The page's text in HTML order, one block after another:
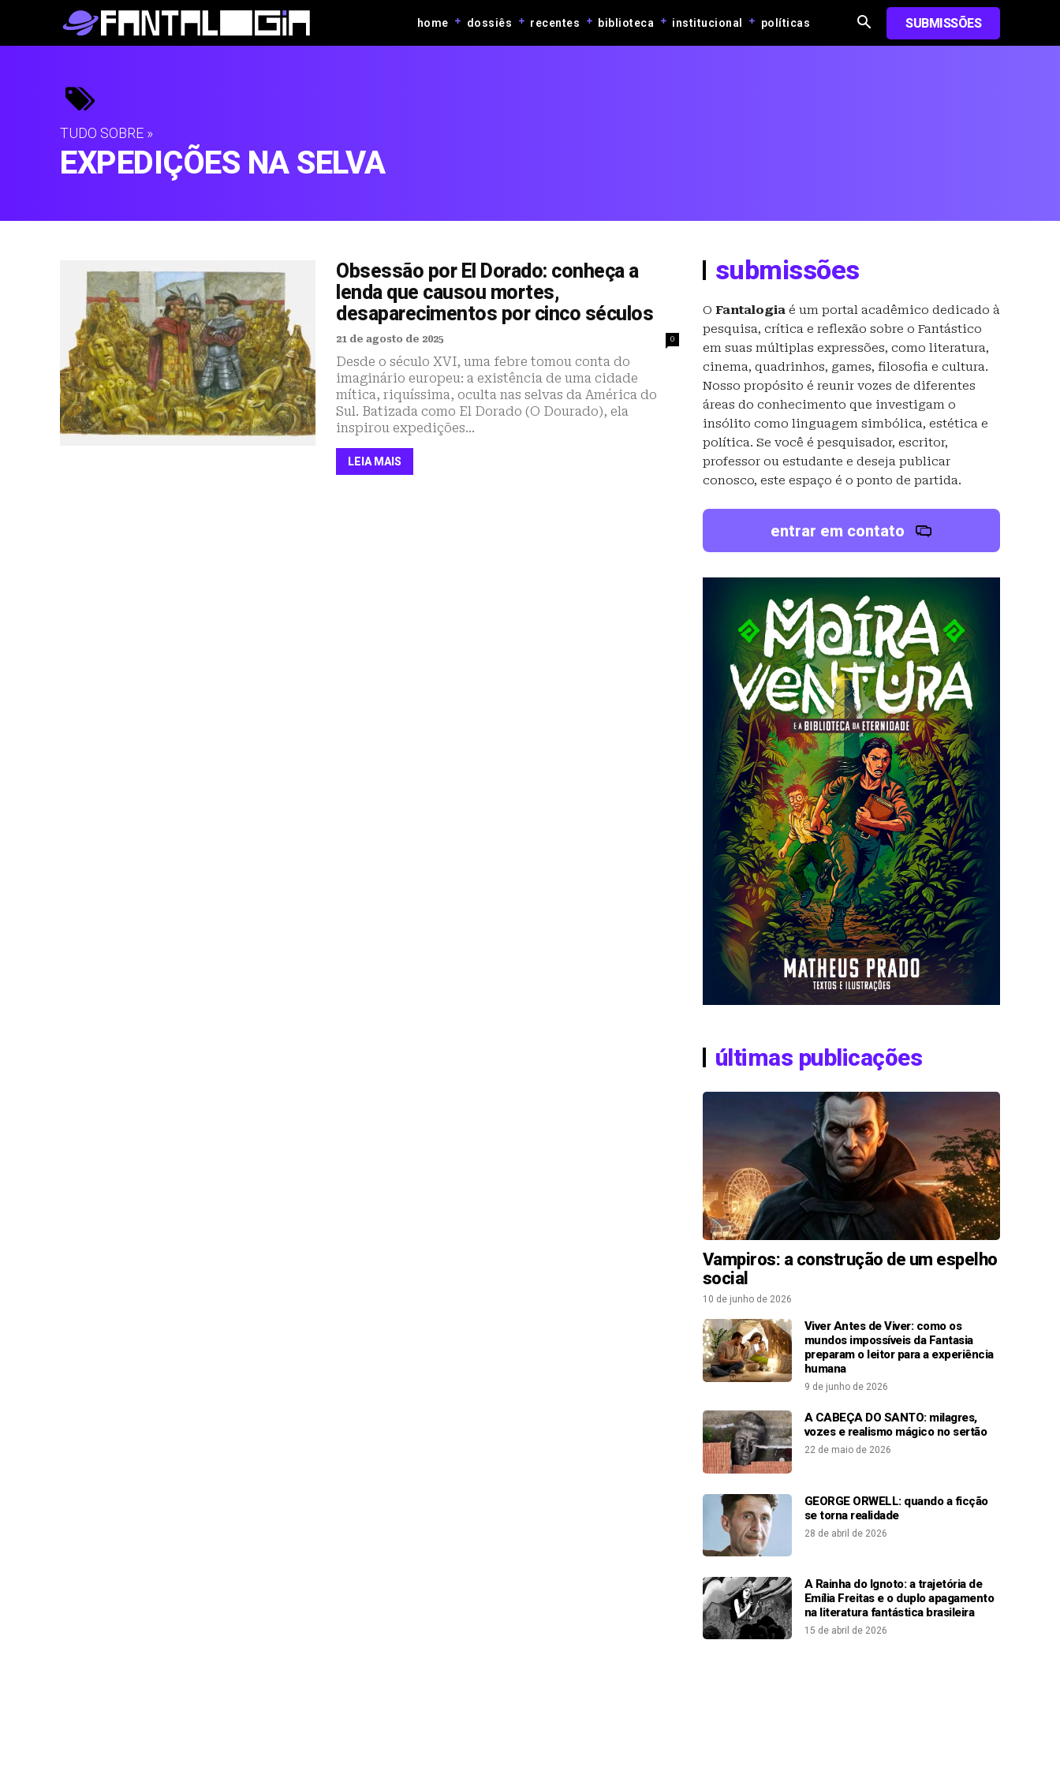
home dossiês recentes biblioteca institucional políticas SUBMISSÕES
TUDO SOBRE »
EXPEDIÇÕES NA SELVA
Obsessão por El Dorado: conheça a
lenda que causou mortes,
desaparecimentos por cinco séculos
21 de agosto de 2025 0
Desde o século XVI, uma febre tomou conta do
imaginário europeu: a existência de uma cidade
mítica, riquíssima, oculta nas selvas da América do
Sul. Batizada como El Dorado (O Dourado), ela
inspirou expedições...
LEIA MAIS
submissões
O Fantalogia é um portal acadêmico dedicado à
pesquisa, crítica e reflexão sobre o Fantástico
em suas múltiplas expressões, como literatura,
cinema, quadrinhos, games, filosofia e cultura.
Nosso propósito é reunir vozes de diferentes
áreas do conhecimento que investigam o
insólito como linguagem simbólica, estética e
política. Se você é pesquisador, escritor,
professor ou estudante e deseja publicar
conosco, este espaço é o ponto de partida.
entrar em contato
últimas publicações
Vampiros: a construção de um espelho
social
10 de junho de 2026
Viver Antes de Viver: como os
mundos impossíveis da Fantasia
preparam o leitor para a experiência
humana
9 de junho de 2026
A CABEÇA DO SANTO: milagres,
vozes e realismo mágico no sertão
22 de maio de 2026
GEORGE ORWELL: quando a ficção
se torna realidade
28 de abril de 2026
A Rainha do Ignoto: a trajetória de
Emília Freitas e o duplo apagamento
na literatura fantástica brasileira
15 de abril de 2026